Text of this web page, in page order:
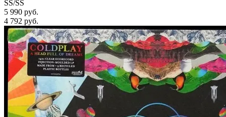
SS/SS
5 990 руб.
4 792 руб.